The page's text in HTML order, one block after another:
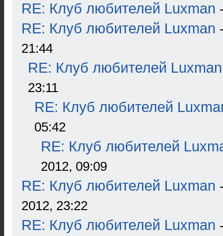
RE: Клуб любителей Luxman
RE: Клуб любителей Luxman
21:44
RE: Клуб любителей Luxman
23:11
RE: Клуб любителей
05:42
RE: Клуб любителей
2012, 09:09
RE: Клуб любителей Luxman
2012, 23:22
RE: Клуб любителей Luxman